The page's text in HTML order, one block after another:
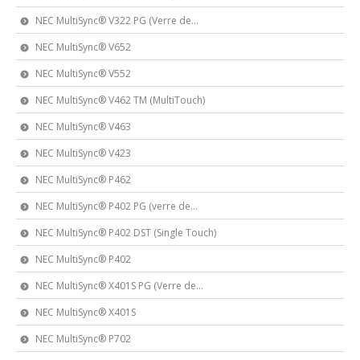
NEC MultiSync® V322 PG (Verre de...
NEC MultiSync® V652
NEC MultiSync® V552
NEC MultiSync® V462 TM (MultiTouch)
NEC MultiSync® V463
NEC MultiSync® V423
NEC MultiSync® P462
NEC MultiSync® P402 PG (verre de...
NEC MultiSync® P402 DST (Single Touch)
NEC MultiSync® P402
NEC MultiSync® X401S PG (Verre de...
NEC MultiSync® X401S
NEC MultiSync® P702